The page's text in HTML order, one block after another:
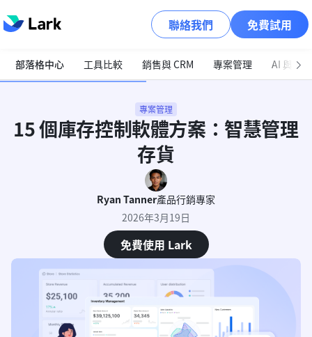
聯絡我們 免費試用
部落格中心 工具比較 銷售與 CRM 專案管理 AI 與自
專案管理
15 個庫存控制軟體方案：智慧管理
存貨
Ryan Tanner產品行銷專家
2026年3月19日
免費使用 Lark